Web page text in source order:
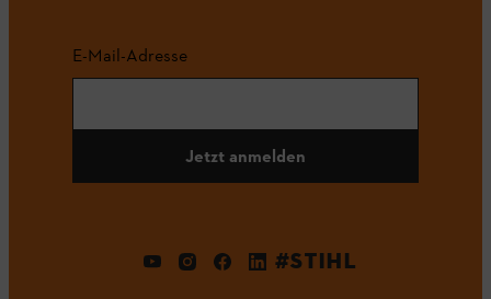
E-Mail-Adresse
Jetzt anmelden
#STIHL